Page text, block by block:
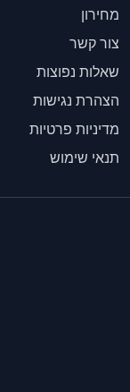
מחירון
צור קשר
שאלות נפוצות
הצהרת נגישות
מדיניות פרטיות
תנאי שימוש